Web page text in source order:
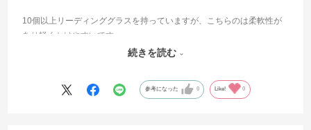
10個以上リーディンググラスを持っていますが、こちらのは柔軟性が
あり軽くかけやすいです。
デザインも顔に邪魔にならず気に入って使用してます。
続きを読む
参考になった 0 Like! 0